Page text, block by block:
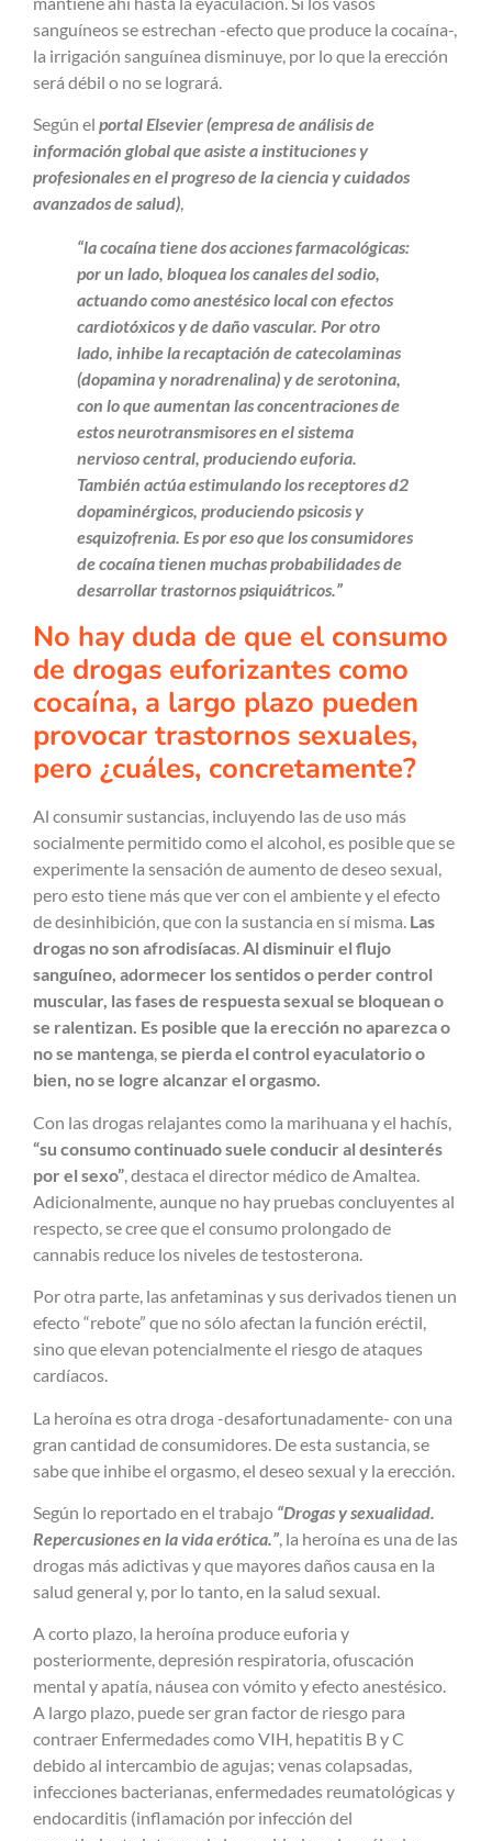
sanguíneos se estrechan -efecto que produce la cocaína-,
la irrigación sanguínea disminuye, por lo que la erección
será débil o no se logrará.
Según el portal Elsevier (empresa de análisis de
información global que asiste a instituciones y
profesionales en el progreso de la ciencia y cuidados
avanzados de salud),
“la cocaína tiene dos acciones farmacológicas:
por un lado, bloquea los canales del sodio,
actuando como anestésico local con efectos
cardiotóxicos y de daño vascular. Por otro
lado, inhibe la recaptación de catecolaminas
(dopamina y noradrenalina) y de serotonina,
con lo que aumentan las concentraciones de
estos neurotransmisores en el sistema
nervioso central, produciendo euforia.
También actúa estimulando los receptores d2
dopaminérgicos, produciendo psicosis y
esquizofrenia. Es por eso que los consumidores
de cocaína tienen muchas probabilidades de
desarrollar trastornos psiquiátricos.”
No hay duda de que el consumo
de drogas euforizantes como
cocaína, a largo plazo pueden
provocar trastornos sexuales,
pero ¿cuáles, concretamente?
Al consumir sustancias, incluyendo las de uso más
socialmente permitido como el alcohol, es posible que se
experimente la sensación de aumento de deseo sexual,
pero esto tiene más que ver con el ambiente y el efecto
de desinhibición, que con la sustancia en sí misma. Las
drogas no son afrodisíacas.Al disminuir el flujo
sanguíneo, adormecer los sentidos o perder control
muscular, las fases de respuesta sexual se bloquean o
se ralentizan. Es posible que la erección no aparezca o
no se mantenga,se pierda el control eyaculatorio o
bien, no se logre alcanzar el orgasmo.
Con las drogas relajantes como la marihuana y el hachís,
“su consumo continuado suele conducir al desinterés
por el sexo”, destaca el director médico de Amaltea.
Adicionalmente, aunque no hay pruebas concluyentes al
respecto, se cree que el consumo prolongado de
cannabis reduce los niveles de testosterona.
Por otra parte, las anfetaminas y sus derivados tienen un
efecto “rebote” que no sólo afectan la función eréctil,
sino que elevan potencialmente el riesgo de ataques
cardíacos.
La heroína es otra droga -desafortunadamente- con una
gran cantidad de consumidores. De esta sustancia, se
sabe que inhibe el orgasmo, el deseo sexual y la erección.
Según lo reportado en el trabajo “Drogas y sexualidad.
Repercusiones en la vida erótica.”, la heroína es una de las
drogas más adictivas y que mayores daños causa en la
salud general y, por lo tanto, en la salud sexual.
A corto plazo, la heroína produce euforia y
posteriormente, depresión respiratoria, ofuscación
mental y apatía, náusea con vómito y efecto anestésico.
A largo plazo, puede ser gran factor de riesgo para
contraer Enfermedades como VIH, hepatitis B y C
debido al intercambio de agujas; venas colapsadas,
infecciones bacterianas, enfermedades reumatológicas y
endocarditis (inflamación por infección del